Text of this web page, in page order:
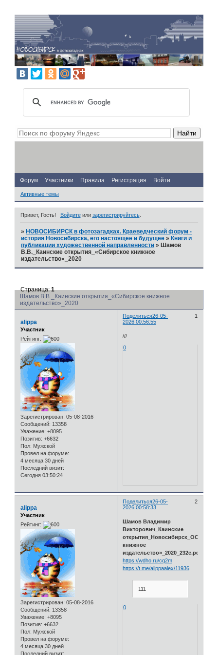
Форум Участники Правила Регистрация Войти
Активные темы
Привет, Гость! Войдитеили зарегистрируйтесь.
» НОВОСИБИРСК в фотозагадках. Краеведческий форум -
история Новосибирска, его настоящее и будущее » Книги и
публикации художественной направленности » Шамов
В.В._Каинские открытия_«Сибирское книжное
издательство»_2020
Шамов В.В._Каинские открытия_«Сибирское книжное
издательство»_2020
Страница:1
Поделиться 1
26-05-
2026 00:56:55
alippa
Участник
Рейтинг:
Зарегистрирован: 05-08-2016
Сообщений: 13358
Уважение: +8095
Позитив: +6632
Пол: Мужской
Провел на форуме:
4 месяца 30 дней
Последний визит:
Сегодня 03:50:24
///
0
Поделиться 2
26-05-
2026 00:58:33
alippa
Участник
Рейтинг:
Зарегистрирован: 05-08-2016
Сообщений: 13358
Уважение: +8095
Позитив: +6632
Пол: Мужской
Провел на форуме:
4 месяца 30 дней
Последний визит:
Шамов Владимир
Викторович_Каинские
книжное
издательство»_2020_232с.pdf
https://wdho.ru/cq2m
https://t.me/alippaalex/11936
111
0